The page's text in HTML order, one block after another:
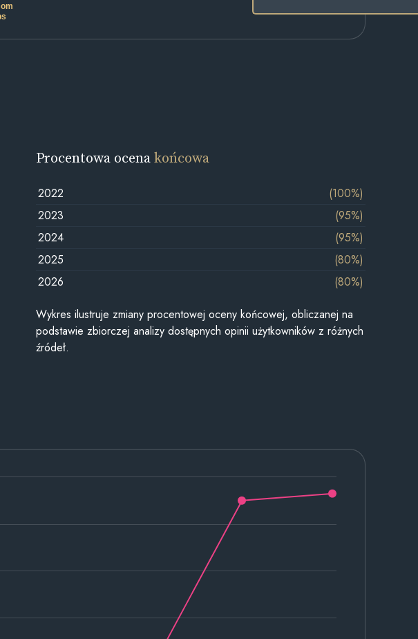
Procentowa ocenakońcowa
2022
(100%)
2023
(95%)
2024
(95%)
2025
(80%)
2026
(80%)
Wykres ilustruje zmiany procentowej oceny końcowej, obliczanej na
podstawie zbiorczej analizy dostępnych opinii użytkowników z różnych
źródeł.